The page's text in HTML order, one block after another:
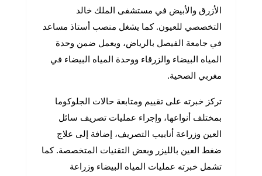
الأزرق والأبيض في مستشفى الملك خالد
التخصصي للعيون. كما يشغل منصب أستاذ مساعد
في جامعة الفيصل بالرياض، ويعمل ضمن وحدة
المياه البيضاء والزرقاء ووحدة المياه البيضاء في
مغربي الصحية.
تركز خبرته على تقييم ومتابعة حالات الجلوكوما
بمختلف أنواعها، وإجراء عمليات تصريف سائل
العين وزراعة أنابيب التصريف، إضافة إلى علاج
ضغط العين بالليزر وبعض التقنيات المتخصصة. كما
تشمل خبرته عمليات المياه البيضاء وزراعة